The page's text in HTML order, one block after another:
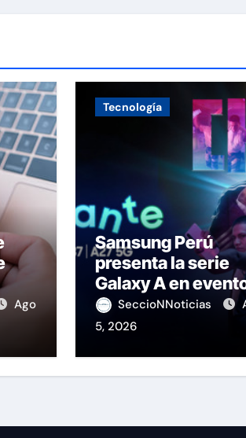
Ago
Tecnología
Samsung Perú
presenta la serie
Galaxy A en
de K-Pop
SeccioNNoticias
5, 2026